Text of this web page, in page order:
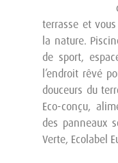
terrasse et
la nature.
de sport,
l’endroit rêvé
douceurs du
Eco-conçu,
des panneaux
Verte, Ecolabel